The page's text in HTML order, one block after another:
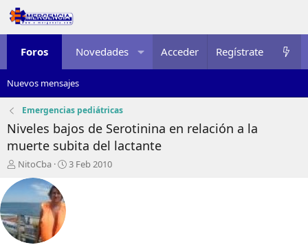
Foros Novedades Multimedia Recursos
Acceder Regístrate
Nuevos mensajes
Emergencias pediátricas
Niveles bajos de Serotinina en relación a la
muerte subita del lactante
I
c
i
a
d
NitoCba
F
3 Feb 2010